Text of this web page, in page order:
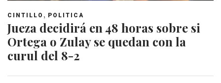
CINTILLO , POLITICA
Jueza decidirá en 48 horas sobre si
Ortega o Zulay se quedan con la
curul del 8-2